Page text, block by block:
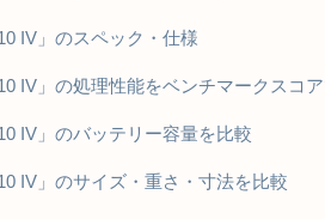
IV」のスペック・仕様
IV」の処理性能をベンチマークスコ
IV」のバッテリー容量を比較
IV」のサイズ・重さ・寸法を比較